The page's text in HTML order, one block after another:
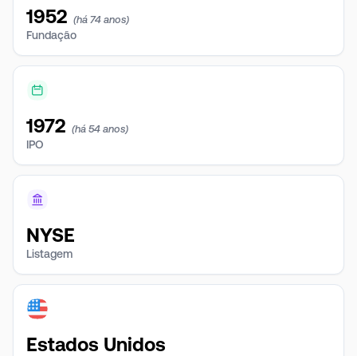
1952 (há 74 anos)
Fundação
1972 (há 54 anos)
IPO
NYSE
Listagem
Estados Unidos